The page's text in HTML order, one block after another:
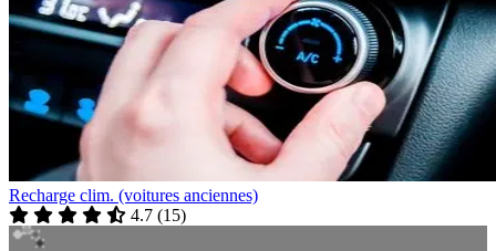
Recharge clim. (voitures anciennes)
4.7 (15)